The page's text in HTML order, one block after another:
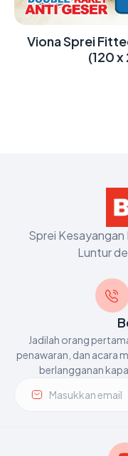
Viona Sprei
(120
Sprei Kesayangan
Luntur
Jadilah orang
penawaran, dan acara
berlangganan